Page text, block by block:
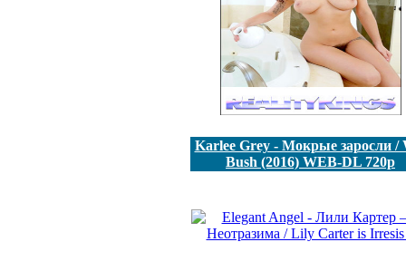
Karlee Grey - Мокрые заросли /
Bush (2016) WEB-DL 720p